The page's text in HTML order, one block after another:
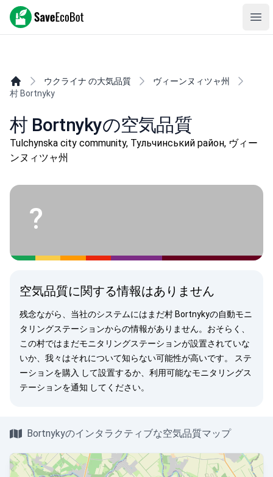
SaveEcoBot
ウクライナ の大気品質
ヴィーンヌィツャ州
村 Bortnyky
村 Bortnykyの空気品質
Tulchynska city community, Тульчинський район, ヴィー
ンヌィツャ州
?
空気品質に関する情報はありません
残念ながら、当社のシステムにはまだ村 Bortnykyの自動モニ
タリングステーションからの情報がありません。おそらく、
この村ではまだモニタリングステーションが設置されていな
いか、我々はそれについて知らない可能性が高いです。
ステ
ーションを購入 して設置するか、利用可能なモニタリングス
テーションを通知 してください。
Bortnykyのインタラクティブな空気品質マップ